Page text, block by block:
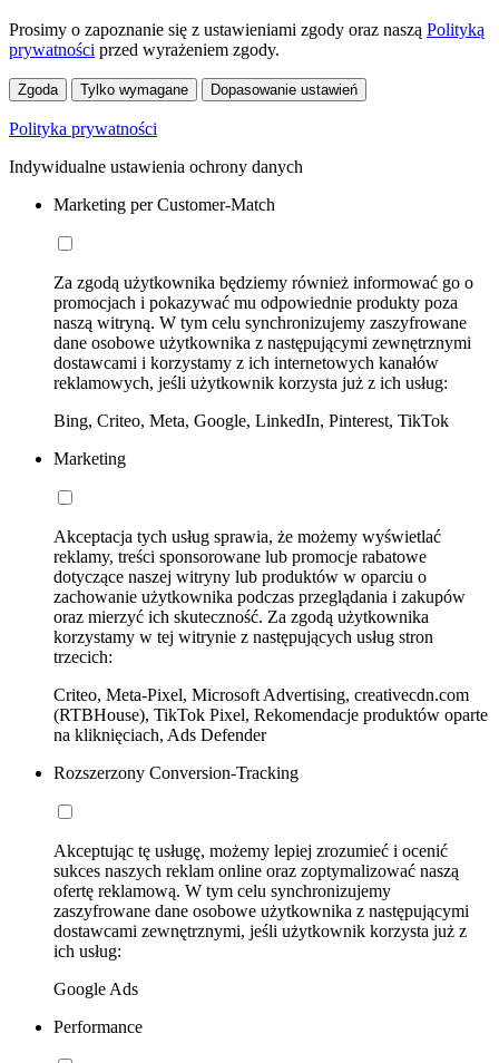
Prosimy o zapoznanie się z ustawieniami zgody oraz naszą Polityką
prywatności przed wyrażeniem zgody.
Zgoda Tylko wymagane Dopasowanie ustawień
Polityka prywatności
Indywidualne ustawienia ochrony danych
Marketing per Customer-Match
Za zgodą użytkownika będziemy również informować go o
promocjach i pokazywać mu odpowiednie produkty poza
naszą witryną. W tym celu synchronizujemy zaszyfrowane
dane osobowe użytkownika z następującymi zewnętrznymi
dostawcami i korzystamy z ich internetowych kanałów
reklamowych, jeśli użytkownik korzysta już z ich usług:
Bing, Criteo, Meta, Google, LinkedIn, Pinterest, TikTok
Marketing
Akceptacja tych usług sprawia, że możemy wyświetlać
reklamy, treści sponsorowane lub promocje rabatowe
dotyczące naszej witryny lub produktów w oparciu o
zachowanie użytkownika podczas przeglądania i zakupów
oraz mierzyć ich skuteczność. Za zgodą użytkownika
korzystamy w tej witrynie z następujących usług stron
trzecich:
Criteo, Meta-Pixel, Microsoft Advertising, creativecdn.com
(RTBHouse), TikTok Pixel, Rekomendacje produktów oparte
na kliknięciach, Ads Defender
Rozszerzony Conversion-Tracking
Akceptując tę usługę, możemy lepiej zrozumieć i ocenić
sukces naszych reklam online oraz zoptymalizować naszą
ofertę reklamową. W tym celu synchronizujemy
zaszyfrowane dane osobowe użytkownika z następującymi
dostawcami zewnętrznymi, jeśli użytkownik korzysta już z
ich usług:
Google Ads
Performance